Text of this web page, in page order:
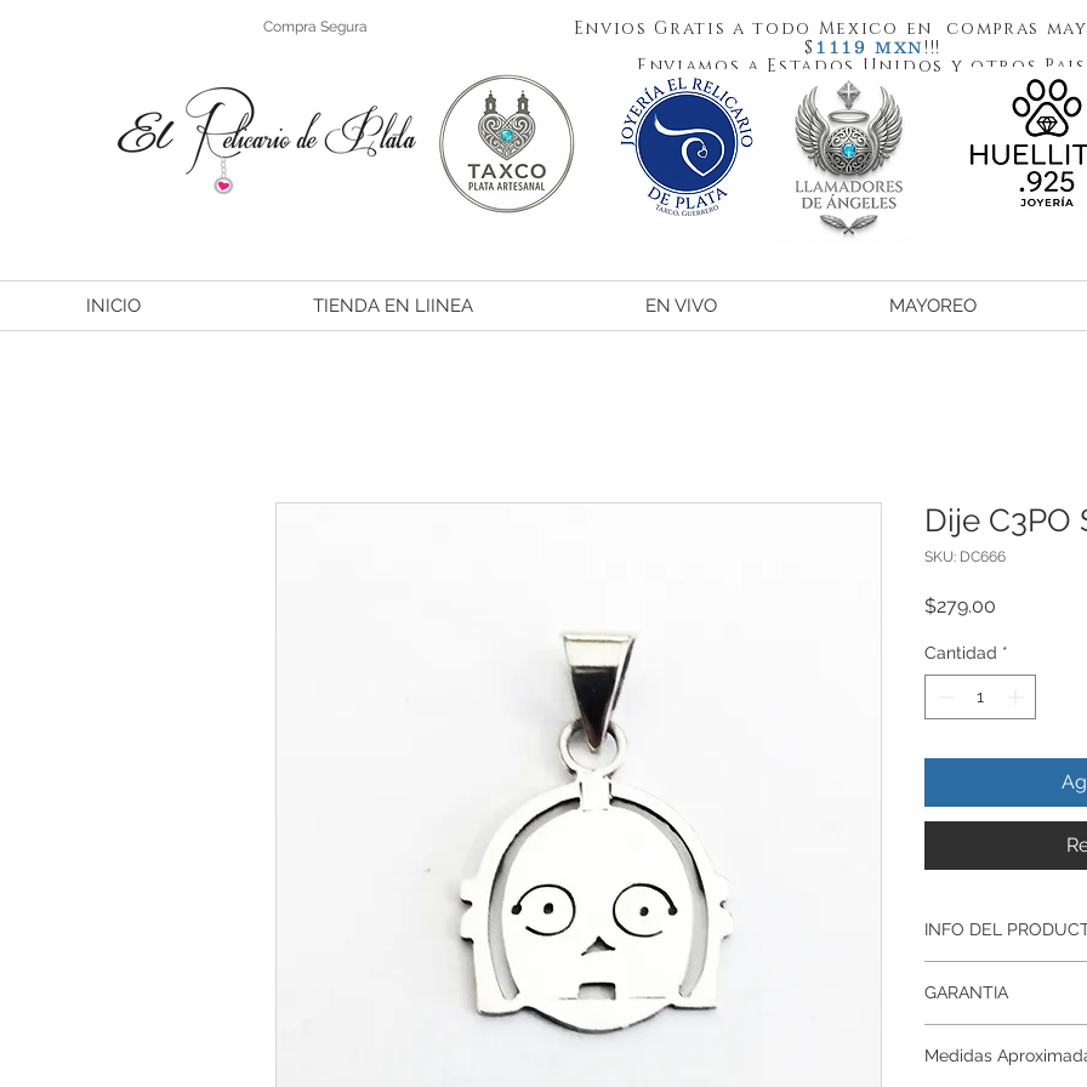
Compra Segura
Envios Gratis a todo Mexico en compras
$ 1119 MXN!!!
Enviamos a Estados Unidos y otros
INICIO TIENDA EN LIINEA EN VIVO MAYOREO
Dije C3PO
SKU: DC666
$279.00
Cantidad *
INFO DEL
ley.925
Todos nuestros
artesanalmente ,
GARANTIA
Respaldamos
Medidas